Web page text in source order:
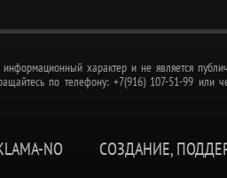
характер и не является
по телефону: +7(916) 107-51-99 или
NO СОЗДАНИЕ,